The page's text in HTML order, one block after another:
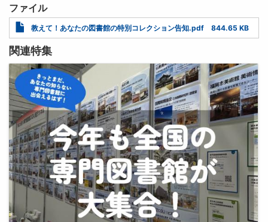
ファイル
Document
教えて！あなたの図書館の特別コレクション告知.pdf 844.65 KB
関連特集